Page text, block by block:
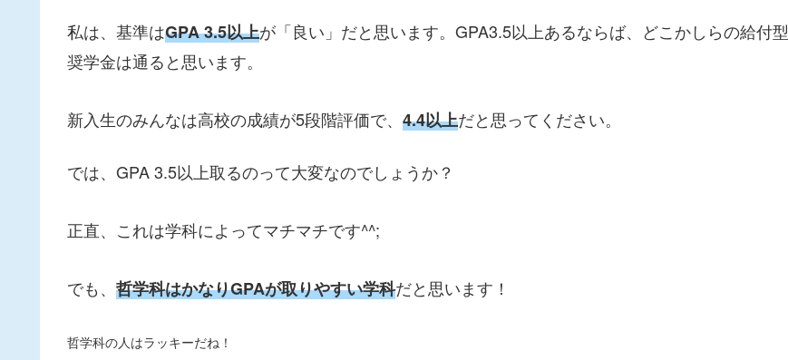
私は、基準はGPA 3.5以上が「良い」だと思います。GPA3.5以上あるならば、どこかしらの給付型
奨学金は通ると思います。
新入生のみんなは高校の成績が5段階評価で、 4.4以上だと思ってください。
では、GPA 3.5以上取るのって大変なのでしょうか？
正直、これは学科によってマチマチです^^;
でも、 哲学科はかなりGPAが取りやすい学科だと思います！
哲学科の人はラッキーだね！